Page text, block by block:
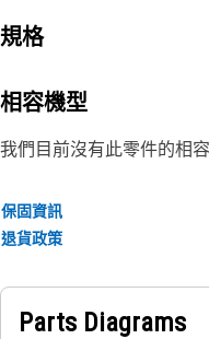
規格
相容機型
我們目前沒有此零件的相
保固資訊
退貨政策
Parts Diagrams